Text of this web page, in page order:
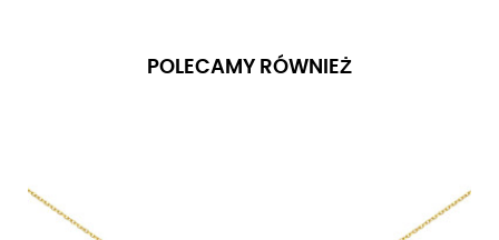
POLECAMY RÓWNIEŻ